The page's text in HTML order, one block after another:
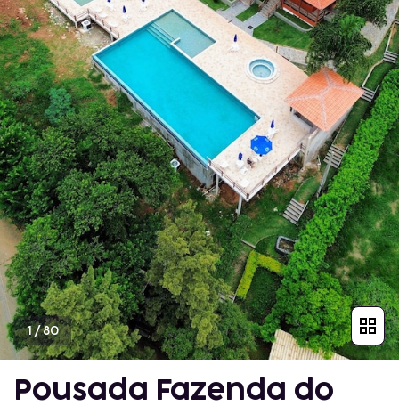
1/80
Pousada Fazenda do